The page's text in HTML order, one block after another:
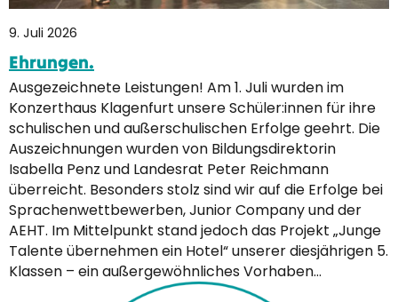
9. Juli 2026
Ehrungen.
Ausgezeichnete Leistungen! Am 1. Juli wurden im
Konzerthaus Klagenfurt unsere Schüler:innen für ihre
schulischen und außerschulischen Erfolge geehrt. Die
Auszeichnungen wurden von Bildungsdirektorin
Isabella Penz und Landesrat Peter Reichmann
überreicht. Besonders stolz sind wir auf die Erfolge bei
Sprachenwettbewerben, Junior Company und der
AEHT. Im Mittelpunkt stand jedoch das Projekt „Junge
Talente übernehmen ein Hotel“ unserer diesjährigen 5.
Klassen – ein außergewöhnliches Vorhaben…